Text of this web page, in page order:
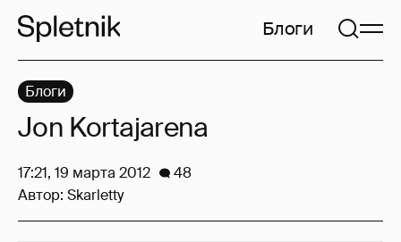
Блоги
Блоги
Jon Kortajarena
17:21, 19 марта 2012
48
Автор: Skarletty